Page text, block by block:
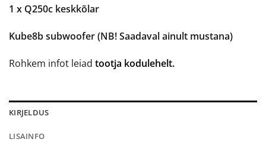
1 x Q250c keskkõlar
Kube8b subwoofer (NB! Saadaval ainult mustana)
Rohkem infot leiad tootja kodulehelt.
KIRJELDUS
LISAINFO